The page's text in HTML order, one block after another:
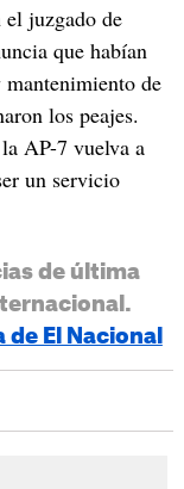
el juzgado de
que habían
mantenimiento de
los peajes.
AP-7 vuelva a
un servicio
de última
El Nacional